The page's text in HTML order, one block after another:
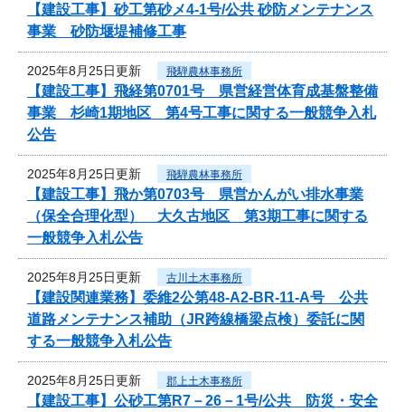
【建設工事】砂工第砂メ4-1号/公共 砂防メンテナンス
事業 砂防堰堤補修工事
2025年8月25日更新 飛騨農林事務所
【建設工事】飛経第0701号 県営経営体育成基盤整備
事業 杉崎1期地区 第4号工事に関する一般競争入札
公告
2025年8月25日更新 飛騨農林事務所
【建設工事】飛か第0703号 県営かんがい排水事業
（保全合理化型） 大久古地区 第3期工事に関する
一般競争入札公告
2025年8月25日更新 古川土木事務所
【建設関連業務】委維2公第48-A2-BR-11-A号 公共
道路メンテナンス補助（JR跨線橋梁点検）委託に関
する一般競争入札公告
2025年8月25日更新 郡上土木事務所
【建設工事】公砂工第R7－26－1号/公共 防災・安全